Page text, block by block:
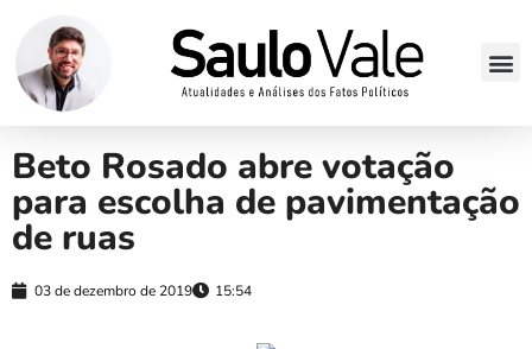
Beto Rosado abre votação
para escolha de pavimentação
de ruas
03 de dezembro de 2019 15:54